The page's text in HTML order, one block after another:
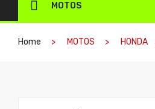
MOTOS
Home MOTOS HONDA